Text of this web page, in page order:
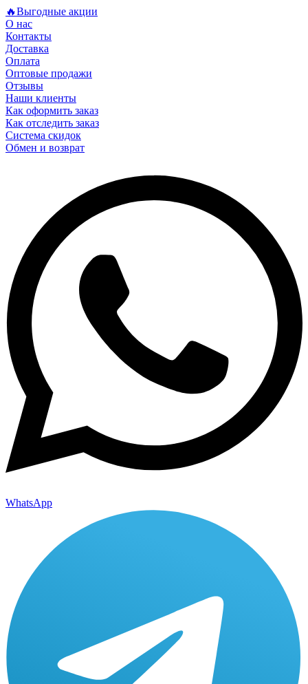
🔥Выгодные акции
О нас
Контакты
Доставка
Оплата
Оптовые продажи
Отзывы
Наши клиенты
Как оформить заказ
Как отследить заказ
Система скидок
Обмен и возврат
WhatsApp